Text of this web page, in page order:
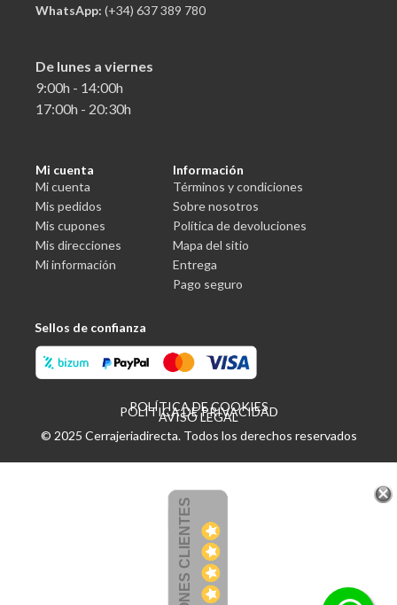
WhatsApp: (+34) 637 389 780
De lunes a viernes
9:00h - 14:00h
17:00h - 20:30h
Mi cuenta
Mi cuenta
Mis pedidos
Mis cupones
Mis direcciones
Mi información
Información
Términos y condiciones
Sobre nosotros
Política de devoluciones
Mapa del sitio
Entrega
Pago seguro
Sellos de confianza
POLÍTICA DE COOKIES
POLÍTICA DE PRIVACIDAD
AVISO LEGAL
© 2025 Cerrajeriadirecta. Todos los derechos reservados
OPINIONES CLIENTES